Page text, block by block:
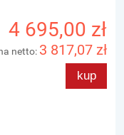
4 695,00 zł
netto: 3 817,07 zł
kup